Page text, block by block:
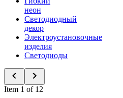
неон
Светодиодный
декор
Электроустановочные
изделия
Светодиоды
Item 1 of 12